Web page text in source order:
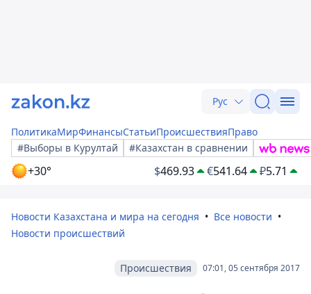
Рус
ПолитикаМирФинансыСтатьиПроисшествияПраво
#Выборы в Курултай
#Казахстан в сравнении
+30° $469.93 €541.64 ₽5.71
Новости Казахстана и мира на сегодня
Все новости
Новости происшествий
07:01, 05 сентября 2017
Происшествия